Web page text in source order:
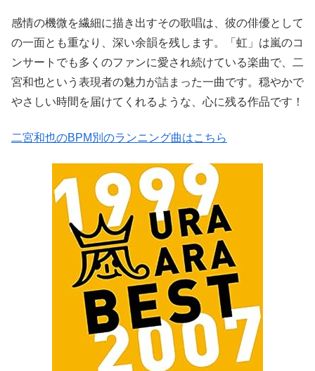
感情の機微を繊細に描き出すその歌唱は、彼の俳優として
の一面とも重なり、深い余韻を残します。「虹」は嵐のコ
ンサートでも多くのファンに愛され続けている楽曲で、二
宮和也という表現者の魅力が詰まった一曲です。穏やかで
やさしい時間を届けてくれるような、心に残る作品です！
二宮和也のBPM別のランニング曲はこちら